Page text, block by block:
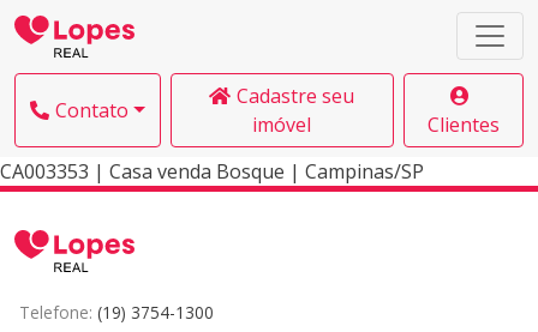
Contato
Cadastre seu
imóvel
Clientes
CA003353 | Casa venda Bosque | Campinas/SP
Telefone: (19) 3754-1300